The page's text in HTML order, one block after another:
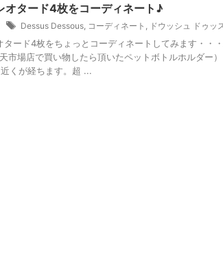
オタード4枚をコーディネート♪
Dessus Dessous コーディネート ドウッシュ ドゥッ
タード4枚をちょっとコーディネートしてみます・・
市場店で買い物したら頂いたペットボトルホルダー
くが経ちます。超 ...